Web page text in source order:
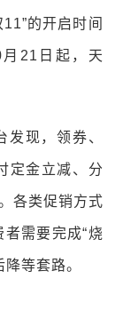
的开启时间
21日起，天
发现，领券、
定金立减、分
各类促销方式
需要完成“烧
等套路。